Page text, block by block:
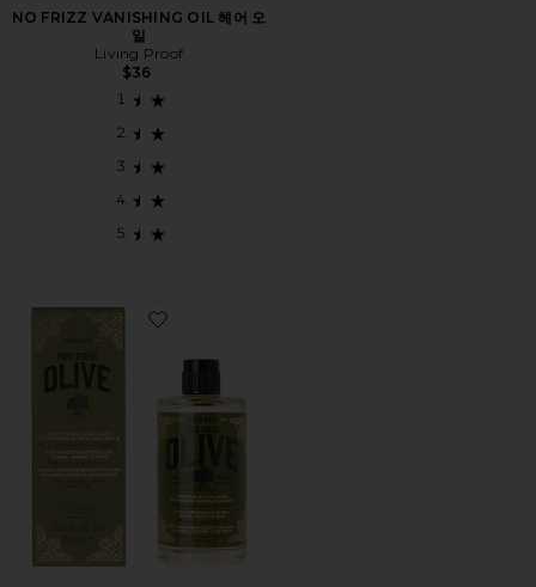
NO FRIZZ VANISHING OIL 헤어 오
일
Living Proof
$36
Favorite PURE GREEK OLIVE 3-IN-1 NOURISHING